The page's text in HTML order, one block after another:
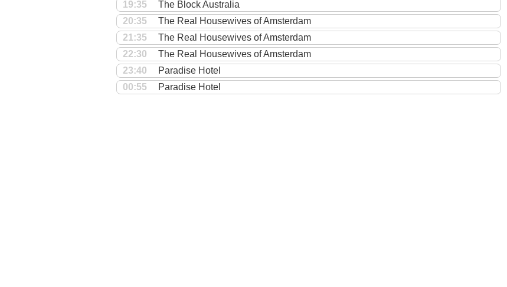
19:35
The Block Australia
20:35
The Real Housewives of Amsterdam
21:35
The Real Housewives of Amsterdam
22:30
The Real Housewives of Amsterdam
23:40
Paradise Hotel
00:55
Paradise Hotel